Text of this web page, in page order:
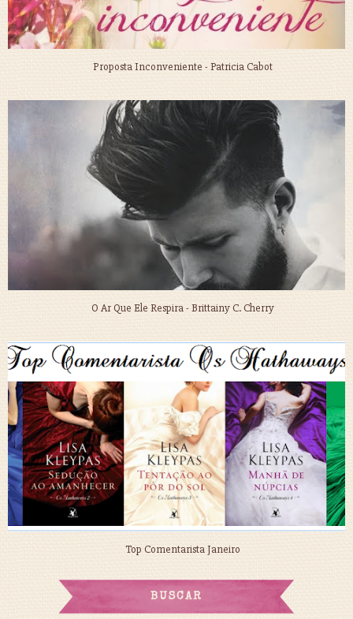
Proposta Inconveniente - Patricia Cabot
O Ar Que Ele Respira - Brittainy C. Cherry
Top Comentarista Janeiro
BUSCAR